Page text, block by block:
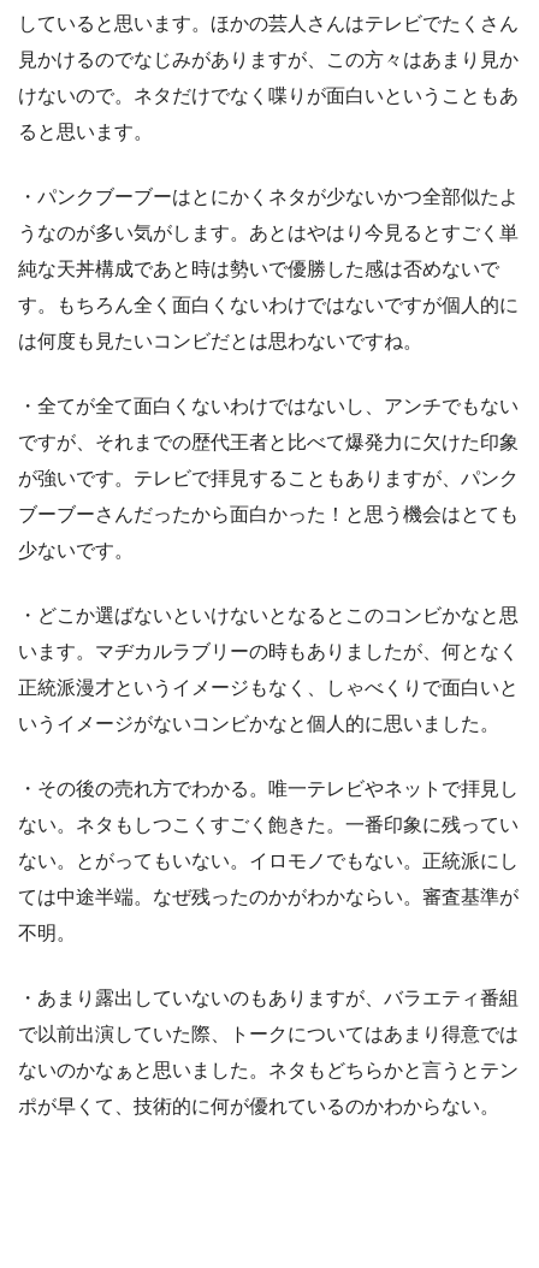
していると思います。ほかの芸人さんはテレビでたくさん
見かけるのでなじみがありますが、この方々はあまり見か
けないので。ネタだけでなく喋りが面白いということもあ
ると思います。
・パンクブーブーはとにかくネタが少ないかつ全部似たよ
うなのが多い気がします。あとはやはり今見るとすごく単
純な天丼構成であと時は勢いで優勝した感は否めないで
す。もちろん全く面白くないわけではないですが個人的に
は何度も見たいコンビだとは思わないですね。
・全てが全て面白くないわけではないし、アンチでもない
ですが、それまでの歴代王者と比べて爆発力に欠けた印象
が強いです。テレビで拝見することもありますが、パンク
ブーブーさんだったから面白かった！と思う機会はとても
少ないです。
・どこか選ばないといけないとなるとこのコンビかなと思
います。マヂカルラブリーの時もありましたが、何となく
正統派漫才というイメージもなく、しゃべくりで面白いと
いうイメージがないコンビかなと個人的に思いました。
・その後の売れ方でわかる。唯一テレビやネットで拝見し
ない。ネタもしつこくすごく飽きた。一番印象に残ってい
ない。とがってもいない。イロモノでもない。正統派にし
ては中途半端。なぜ残ったのかがわかならい。審査基準が
不明。
・あまり露出していないのもありますが、バラエティ番組
で以前出演していた際、トークについてはあまり得意では
ないのかなぁと思いました。ネタもどちらかと言うとテン
ポが早くて、技術的に何が優れているのかわからない。